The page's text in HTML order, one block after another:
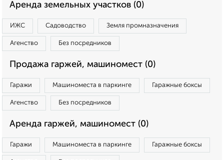
Аренда земельных участков (0)
ИЖС Садоводство Земля промназначения
Агенство Без посредников
Продажа гаржей, машиномест (0)
Гаражи Машиноместа в паркинге Гаражные боксы
Агенство Без посредников
Аренда гаржей, машиномест (0)
Гаражи Машиноместа в паркинге Гаражные боксы